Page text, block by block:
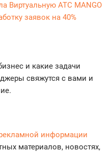
Виртуальную АТС MANGO
заявок на 40%
и какие задачи
свяжутся с вами и
информации
материалов, новостях,